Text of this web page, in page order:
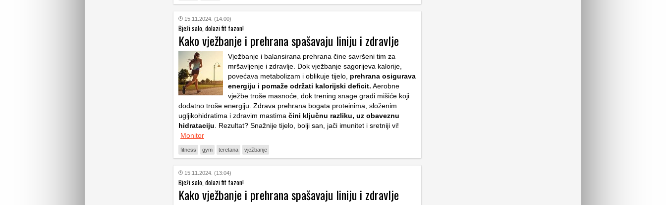
15.11.2024. (14:00)
Bježi salo, dolazi fit fazon!
Kako vježbanje i prehrana spašavaju liniju i zdravlje
Vježbanje i balansirana prehrana čine savršeni tim za
mršavljenje i zdravlje. Dok vježbanje sagorijeva kalorije,
povećava metabolizam i oblikuje tijelo, prehrana osigurava
energiju i pomaže održati kalorijski deficit. Aerobne
vježbe troše masnoće, dok trening snage gradi mišiće koji
dodatno troše energiju. Zdrava prehrana bogata proteinima, složenim
ugljikohidratima i zdravim mastima čini ključnu razliku, uz obaveznu
hidrataciju . Rezultat? Snažnije tijelo, bolji san, jači imunitet i sretniji vi!
Monitor
fitness gym teretana vježbanje
15.11.2024. (13:04)
Bježi salo, dolazi fit fazon!
Kako vježbanje i prehrana spašavaju liniju i zdravlje